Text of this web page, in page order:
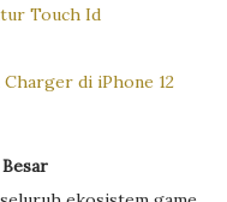
Touch Id
Charger di iPhone 12